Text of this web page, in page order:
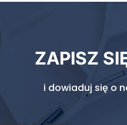
ZAPISZ
i dowiaduj się o